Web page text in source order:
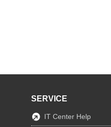
SERVICE
IT Center Help